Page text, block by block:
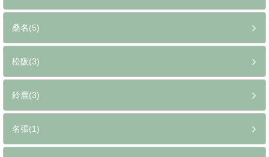
桑名(5)
松阪(3)
鈴鹿(3)
名張(1)